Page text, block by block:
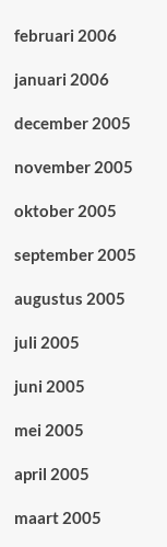
februari 2006
januari 2006
december 2005
november 2005
oktober 2005
september 2005
augustus 2005
juli 2005
juni 2005
mei 2005
april 2005
maart 2005